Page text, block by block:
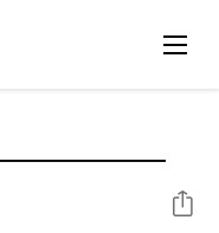
分享